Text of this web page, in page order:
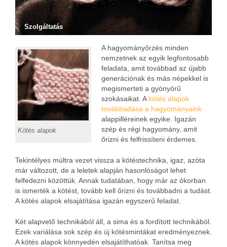
Szolgáltatás
Kötés alapok
A hagyományőrzés minden
nemzetnek az egyik legfontosabb
feladata, amit továbbad az újabb
generációnak és más népekkel is
megismerteti a gyönyörű
szokásaikat. A kötés alapok
továbbadása a hagyományaink
alappilléreinek egyike. Igazán
szép és régi hagyomány, amit
őrizni és felfrissíteni érdemes.
Tekintélyes múltra vezet vissza a kötéstechnika, igaz, azóta
már változott, de a leletek alapján hasonlóságot lehet
felfedezni közöttük. Annak tudatában, hogy már az ókorban
is ismerték a kötést, tovább kell őrizni és továbbadni a tudást.
A kötés alapok elsajátítása igazán egyszerű feladat.
Két alapvető technikából áll, a sima és a fordított technikából.
Ezek variálása sok szép és új kötésmintákat eredményeznek.
A kötés alapok könnyedén elsajátíthatóak. Tanítsa meg